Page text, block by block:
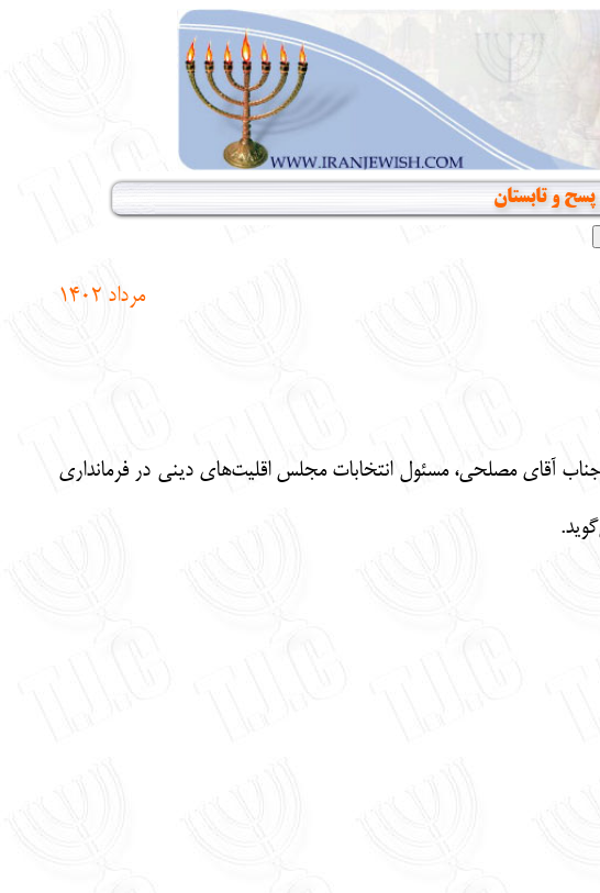
و تابستان
مرداد 1402
آقای مصلحی، مسئول انتخابات مجلس اقلیت‌های دینی در فرمانداری